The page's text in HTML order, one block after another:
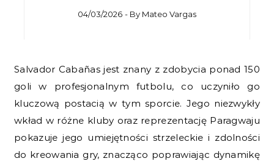
04/03/2026 - By Mateo Vargas
Salvador Cabañas jest znany z zdobycia ponad 150
goli w profesjonalnym futbolu, co uczyniło go
kluczową postacią w tym sporcie. Jego niezwykły
wkład w różne kluby oraz reprezentację Paragwaju
pokazuje jego umiejętności strzeleckie i zdolności
do kreowania gry, znacząco poprawiając dynamikę